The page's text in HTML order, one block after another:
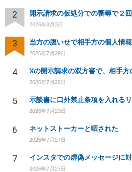
2
2026年8月3日
3
2026年7月29日
4
2026年7月22日
5 示談書に口外禁止条項を入れる
2026年7月23日
6 ネットストーカーと晒された
2026年7月27日
7 インスタでの虚偽メッセージに
2026年7月27日